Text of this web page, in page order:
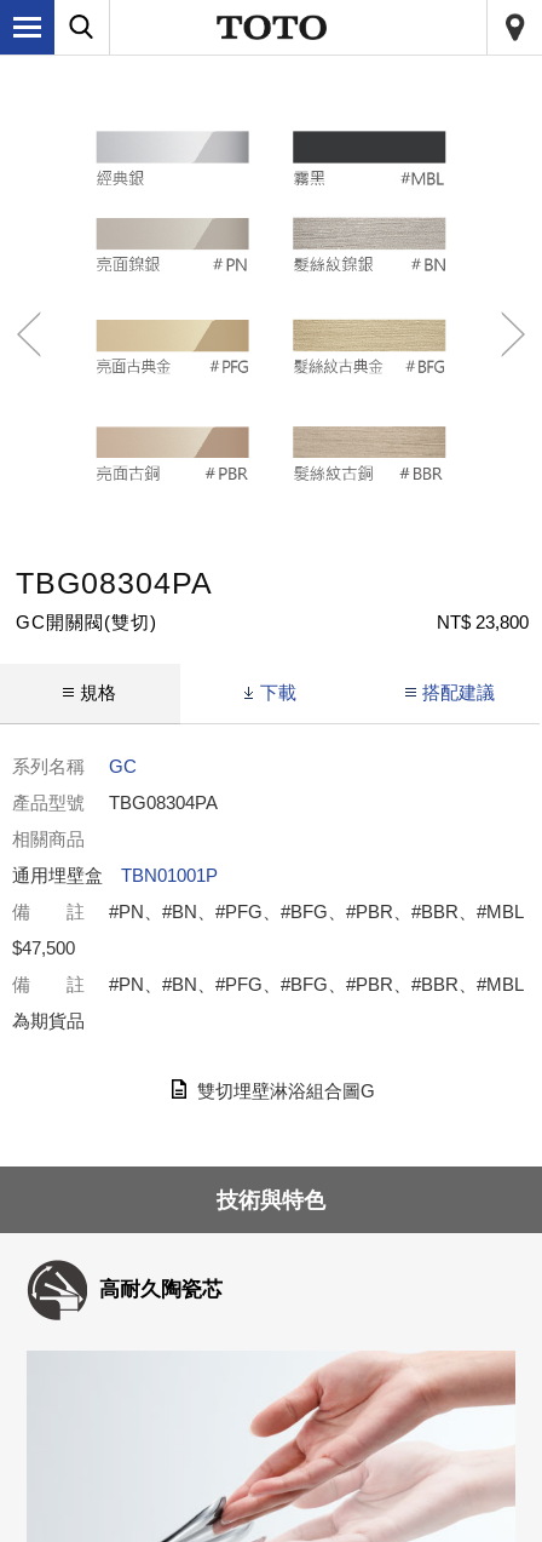
TBG08304PA
GC開關閥(雙切) NT$ 23,800
規格 下載 搭配建議
系列名稱
GC
產品型號
TBG08304PA
相關商品
通用埋壁盒 TBN01001P
備 註
#PN、#BN、#PFG、#BFG、#PBR、#BBR、#MBL
$47,500
備 註
#PN、#BN、#PFG、#BFG、#PBR、#BBR、#MBL
為期貨品
雙切埋壁淋浴組合圖G
技術與特色
高耐久陶瓷芯